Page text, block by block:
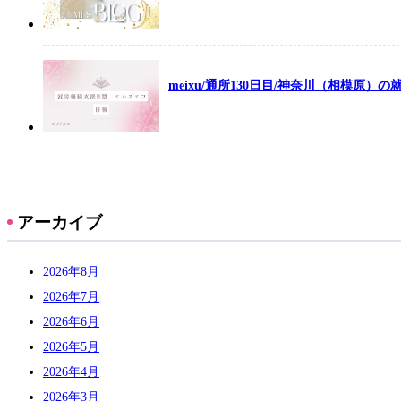
meixu/通所130日目/神奈川（相模原）の
アーカイブ
2026年8月
2026年7月
2026年6月
2026年5月
2026年4月
2026年3月